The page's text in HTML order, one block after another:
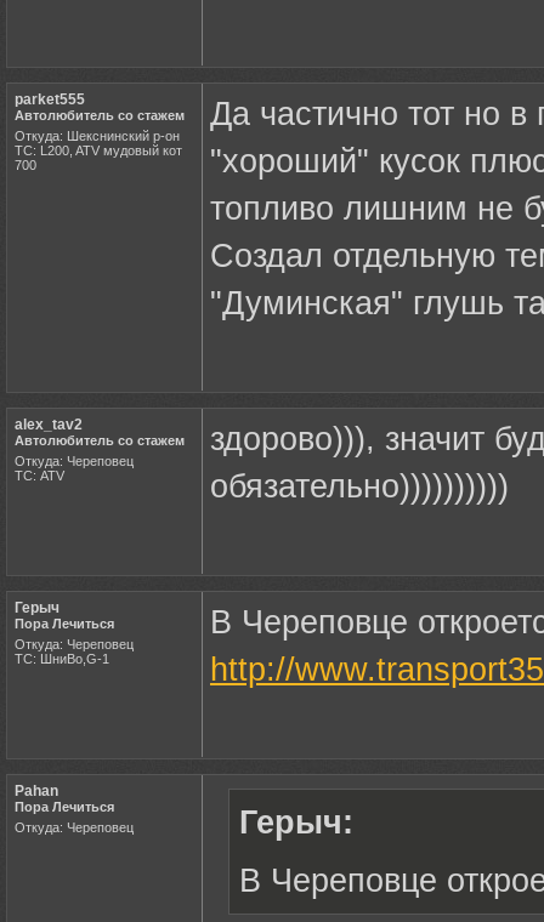
parket555
Автолюбитель со стажем
Откуда: Шекснинский р-он
ТС: L200, ATV мудовый кот
700
Да частично тот но
"хороший" кусок
топливо лишним не
Создал отдельную
"Думинская" глушь
alex_tav2
Автолюбитель со стажем
Откуда: Череповец
ТС: ATV
здорово))), значит
обязательно))))))))))
Герыч
Пора Лечиться
Откуда: Череповец
ТС: ШниВо,G-1
В Череповце
http://
Pahan
Пора Лечиться
Откуда: Череповец
Герыч:
В Череповце